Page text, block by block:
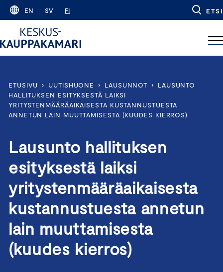
Skip
content
EN SV FI ETSI
ETUSIVU › UUTISHUONE › LAUSUNNOT ›
LAUSUNTO
HALLITUKSEN ESITYKSESTÄ LAIKSI
YRITYSTENMÄÄRÄAIKAISESTA KUSTANNUSTUESTA
ANNETUN LAIN MUUTTAMISESTA (KUUDES KIERROS)
Lausunto hallituksen
esityksestä laiksi
yritystenmääräaikaisesta
kustannustuesta annetun
lain muuttamisesta
(kuudes kierros)